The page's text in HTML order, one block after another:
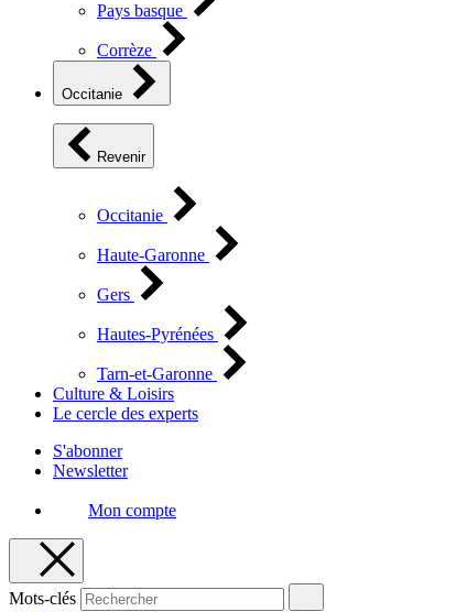
Pays basque
Corrèze
Occitanie
Revenir
Occitanie
Haute-Garonne
Gers
Hautes-Pyrénées
Tarn-et-Garonne
Culture & Loisirs
Le cercle des experts
S'abonner
Newsletter
Mon compte
Mots-clés